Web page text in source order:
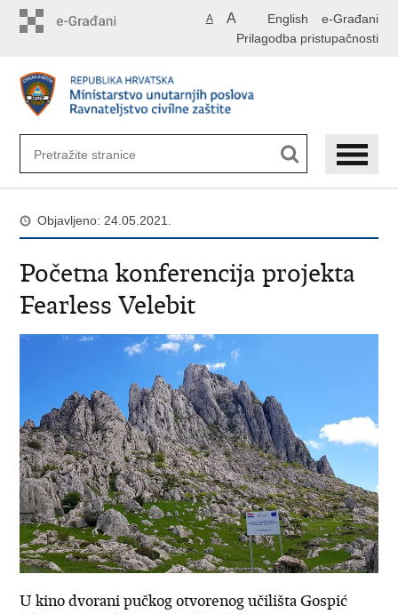
English e-Građani
A A
Prilagodba pristupačnosti
Objavljeno: 24.05.2021.
Početna konferencija projekta
Fearless Velebit
U kino dvorani pučkog otvorenog učilišta Gospić